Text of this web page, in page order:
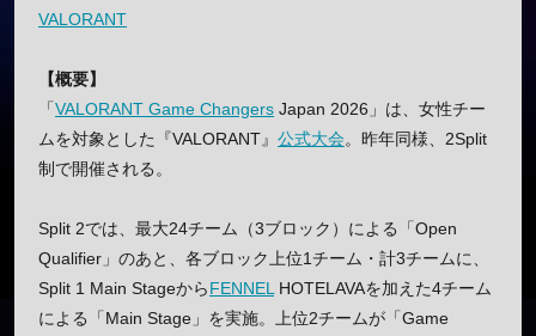
VALORANT
【概要】
「VALORANT Game Changers Japan 2026」は、女性チー
ムを対象とした『VALORANT』 公式大会。昨年同様、2Split
制で開催される。
Split 2では、最大24チーム（3ブロック）による「Open
Qualifier」のあと、各ブロック上位1チーム・計3チームに、
Split 1 Main StageからFENNEL HOTELAVAを加えた4チーム
による「Main Stage」を実施。上位2チームが「Game